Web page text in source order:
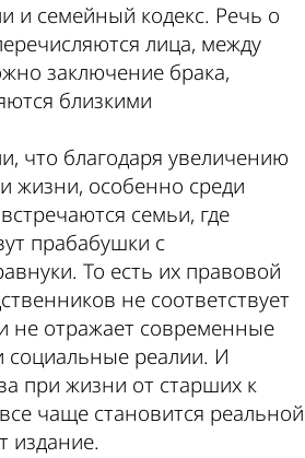
и семейный кодекс. Речь о
лица, между
заключение брака,
близкими
что благодаря увеличению
жизни, особенно среди
семьи, где
прабабушки с
То есть их правовой
не соответствует
не отражает современные
социальные реалии. И
при жизни от старших к
чаще становится реальной
издание.